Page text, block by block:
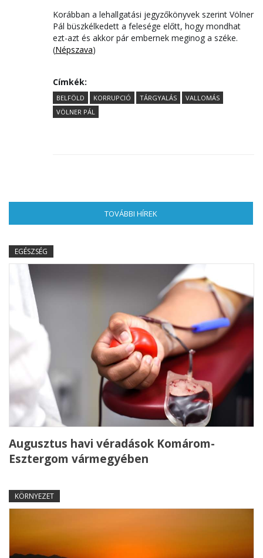
Korábban a lehallgatási jegyzőkönyvek szerint Völner
Pál büszkélkedett a felesége előtt, hogy mondhat
ezt-azt és akkor pár embernek meginog a széke.
(Népszava)
Címkék:
BELFÖLD KORRUPCIÓ TÁRGYALÁS
VALLOMÁS
VÖLNER PÁL
TOVÁBBI HÍREK
EGÉSZSÉG
Augusztus havi véradások Komárom-
Esztergom vármegyében
KÖRNYEZET